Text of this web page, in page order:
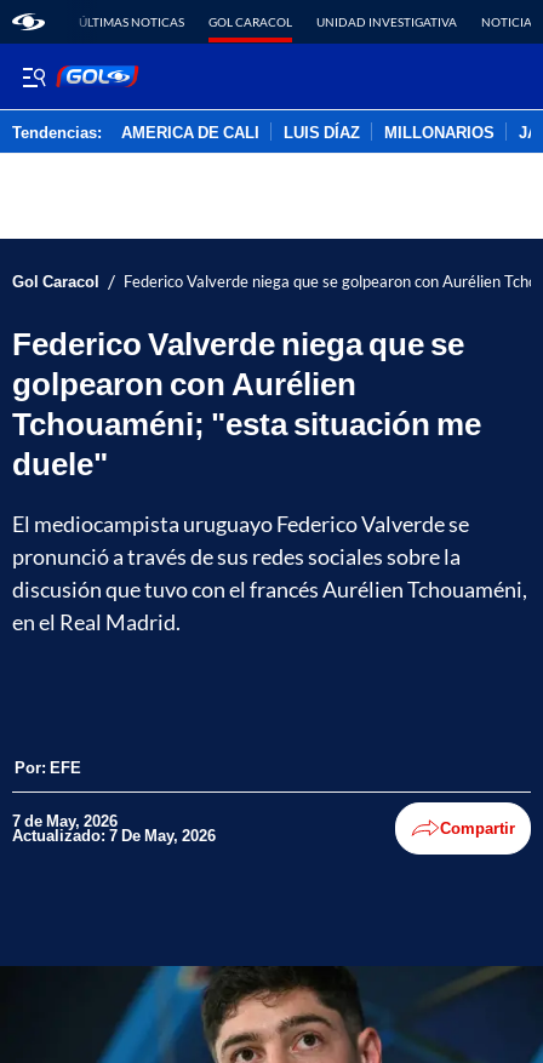
ÚLTIMAS NOTICAS GOL CARACOL UNIDAD INVESTIGATIVA NOTICIAS
Tendencias: AMERICA DE CALI LUIS DÍAZ MILLONARIOS
Gol Caracol / Federico Valverde niega que se golpearon con Aurélien
Federico Valverde niega que se
golpearon con Aurélien
Tchouaméni; "esta situación me
duele"
El mediocampista uruguayo Federico Valverde se
pronunció a través de sus redes sociales sobre la
discusión que tuvo con el francés Aurélien Tchouaméni,
en el Real Madrid.
Por: EFE
7 de May, 2026
Actualizado: 7 De May, 2026 Compartir